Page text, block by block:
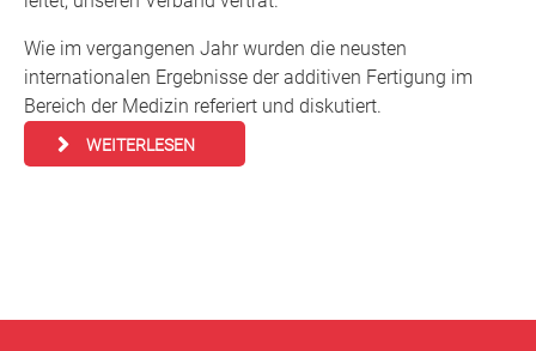
Wie im vergangenen Jahr wurden die neusten
internationalen Ergebnisse der additiven Fertigung im
Bereich der Medizin referiert und diskutiert.
WEITERLESEN